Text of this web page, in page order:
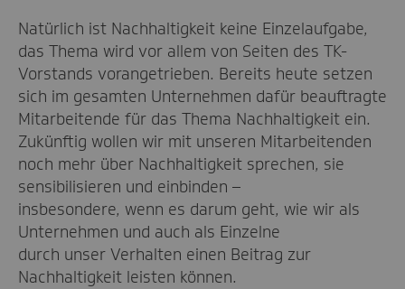
Natürlich ist Nachhaltigkeit keine Einzelaufgabe,
das Thema wird vor allem von Seiten des TK-
Vorstands vorangetrieben. Bereits heute setzen
sich im gesamten Unternehmen dafür beauftragte
Mitarbeitende für das Thema Nachhaltigkeit ein.
Zukünftig wollen wir mit unseren Mitarbeitenden
noch mehr über Nachhaltigkeit sprechen, sie
sensibilisieren und einbinden –
insbesondere, wenn es darum geht, wie wir als
Unternehmen und auch als Einzelne
durch unser Verhalten einen Beitrag zur
Nachhaltigkeit leisten können.